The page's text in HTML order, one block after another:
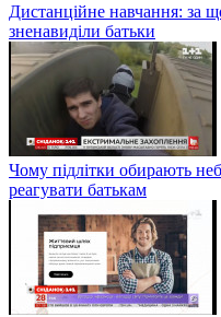
Дистанційне навчання: за
зненавиділи батьки
Чому підлітки обирають
реагувати батькам